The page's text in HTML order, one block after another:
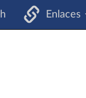
Enlaces